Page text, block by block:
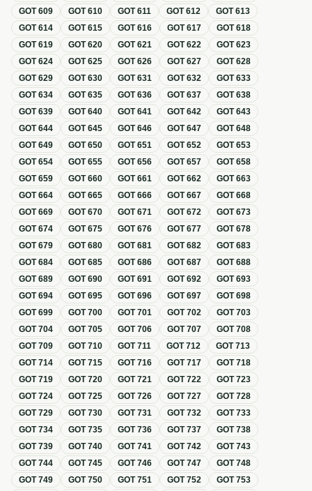
GOT609 GOT610 GOT611 GOT612 GOT613
GOT614 GOT615 GOT616 GOT617 GOT618
GOT619 GOT620 GOT621 GOT622 GOT623
GOT624 GOT625 GOT626 GOT627 GOT628
GOT629 GOT630 GOT631 GOT632 GOT633
GOT634 GOT635 GOT636 GOT637 GOT638
GOT639 GOT640 GOT641 GOT642 GOT643
GOT644 GOT645 GOT646 GOT647 GOT648
GOT649 GOT650 GOT651 GOT652 GOT653
GOT654 GOT655 GOT656 GOT657 GOT658
GOT659 GOT660 GOT661 GOT662 GOT663
GOT664 GOT665 GOT666 GOT667 GOT668
GOT669 GOT670 GOT671 GOT672 GOT673
GOT674 GOT675 GOT676 GOT677 GOT678
GOT679 GOT680 GOT681 GOT682 GOT683
GOT684 GOT685 GOT686 GOT687 GOT688
GOT689 GOT690 GOT691 GOT692 GOT693
GOT694 GOT695 GOT696 GOT697 GOT698
GOT699 GOT700 GOT701 GOT702 GOT703
GOT704 GOT705 GOT706 GOT707 GOT708
GOT709 GOT710 GOT711 GOT712 GOT713
GOT714 GOT715 GOT716 GOT717 GOT718
GOT719 GOT720 GOT721 GOT722 GOT723
GOT724 GOT725 GOT726 GOT727 GOT728
GOT729 GOT730 GOT731 GOT732 GOT733
GOT734 GOT735 GOT736 GOT737 GOT738
GOT739 GOT740 GOT741 GOT742 GOT743
GOT744 GOT745 GOT746 GOT747 GOT748
GOT749 GOT750 GOT751 GOT752 GOT753